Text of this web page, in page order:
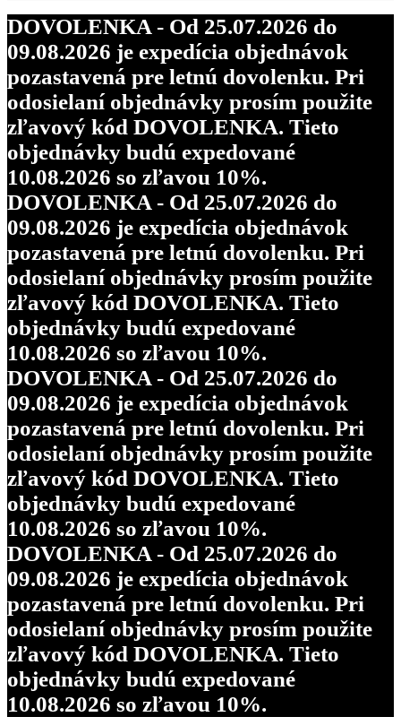
DOVOLENKA - Od 25.07.2026 do
09.08.2026 je expedícia objednávok
pozastavená pre letnú dovolenku. Pri
odosielaní objednávky prosím použite
zľavový kód DOVOLENKA. Tieto
objednávky budú expedované
10.08.2026 so zľavou 10%.
DOVOLENKA - Od 25.07.2026 do
09.08.2026 je expedícia objednávok
pozastavená pre letnú dovolenku. Pri
odosielaní objednávky prosím použite
zľavový kód DOVOLENKA. Tieto
objednávky budú expedované
10.08.2026 so zľavou 10%.
DOVOLENKA - Od 25.07.2026 do
09.08.2026 je expedícia objednávok
pozastavená pre letnú dovolenku. Pri
odosielaní objednávky prosím použite
zľavový kód DOVOLENKA. Tieto
objednávky budú expedované
10.08.2026 so zľavou 10%.
DOVOLENKA - Od 25.07.2026 do
09.08.2026 je expedícia objednávok
pozastavená pre letnú dovolenku. Pri
odosielaní objednávky prosím použite
zľavový kód DOVOLENKA. Tieto
objednávky budú expedované
10.08.2026 so zľavou 10%.